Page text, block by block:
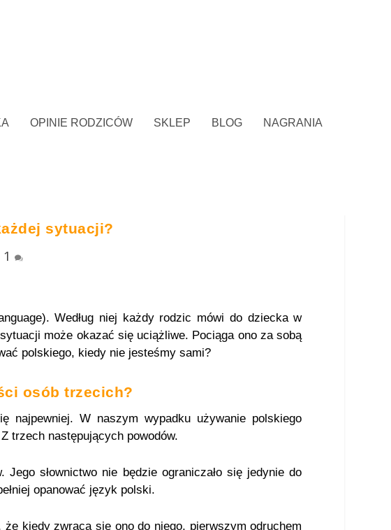
OPINIE RODZICÓW SKLEP BLOG NAGRANIA
sytuacji?
1
Według niej każdy rodzic mówi do dziecka w
może okazać się uciążliwe. Pociąga ono za sobą
polskiego, kiedy nie jesteśmy sami?
osób trzecich?
W naszym wypadku używanie polskiego
trzech następujących powodów.
słownictwo nie będzie ograniczało się jedynie do
opanować język polski.
kiedy zwraca się ono do niego, pierwszym odruchem